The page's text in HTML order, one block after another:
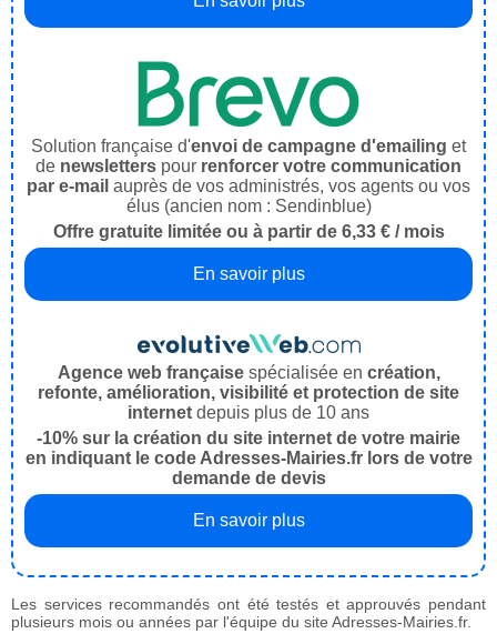
Solution française d'envoi de campagne d'emailing et
de newsletters pour renforcer votre communication
par e-mail auprès de vos administrés, vos agents ou vos
élus (ancien nom : Sendinblue)
Offre gratuite limitée ou à partir de 6,33 € / mois
En savoir plus
Agence web françaisespécialisée en création,
refonte, amélioration, visibilité et protection de site
internet depuis plus de 10 ans
-10% sur la création du site internet de votre mairie
en indiquant le code Adresses-Mairies.fr lors de votre
demande de devis
En savoir plus
Les services recommandés ont été testés et approuvés pendant
plusieurs mois ou années par l'équipe du site Adresses-Mairies.fr.